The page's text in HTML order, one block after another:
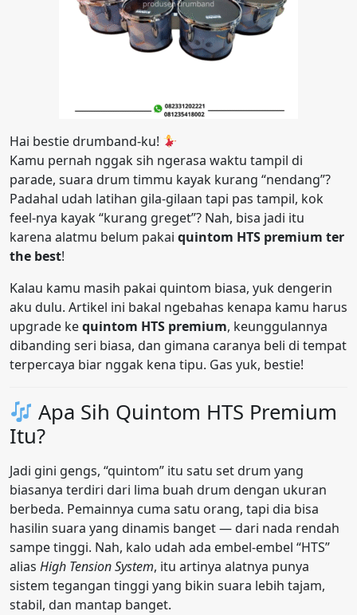
Hai bestie drumband-ku!
Kamu pernah nggak sih ngerasa waktu tampil di
parade, suara drum timmu kayak kurang “nendang”?
Padahal udah latihan gila-gilaan tapi pas tampil, kok
feel-nya kayak “kurang greget”? Nah, bisa jadi itu
karena alatmu belum pakai quintom HTS premium ter
the best!
Kalau kamu masih pakai quintom biasa, yuk dengerin
aku dulu. Artikel ini bakal ngebahas kenapa kamu harus
upgrade kequintom HTS premium, keunggulannya
dibanding seri biasa, dan gimana caranya beli di tempat
terpercaya biar nggak kena tipu. Gas yuk, bestie!
Apa Sih Quintom HTS Premium
Itu?
Jadi gini gengs, “quintom” itu satu set drum yang
biasanya terdiri dari lima buah drum dengan ukuran
berbeda. Pemainnya cuma satu orang, tapi dia bisa
hasilin suara yang dinamis banget — dari nada rendah
sampe tinggi. Nah, kalo udah ada embel-embel “HTS”
alias High Tension System, itu artinya alatnya punya
sistem tegangan tinggi yang bikin suara lebih tajam,
stabil, dan mantap banget.